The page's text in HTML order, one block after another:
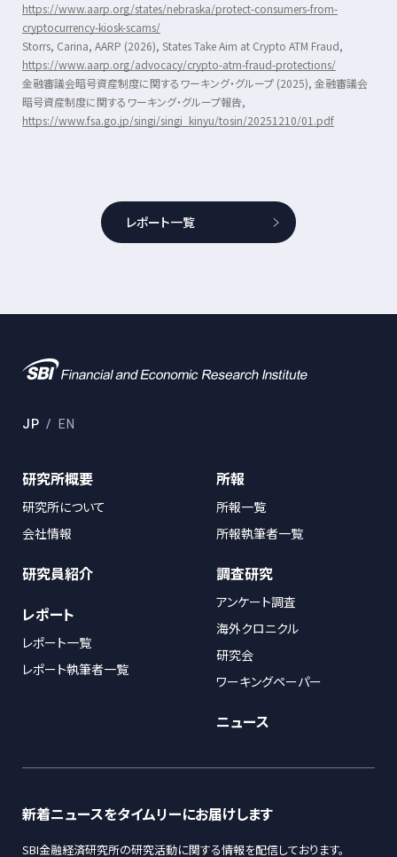
https://www.aarp.org/states/nebraska/protect-consumers-from-
cryptocurrency-kiosk-scams/
Storrs, Carina, AARP (2026), States Take Aim at Crypto ATM Fraud,
https://www.aarp.org/advocacy/crypto-atm-fraud-protections/
金融審議会暗号資産制度に関するワーキング・グループ (2025), 金融審議会
暗号資産制度に関するワーキング・グループ報告,
https://www.fsa.go.jp/singi/singi_kinyu/tosin/20251210/01.pdf
レポート一覧
JP EN
研究所概要
研究所について
会社情報
研究員紹介
レポート
レポート一覧
レポート執筆者一覧
所報
所報一覧
所報執筆者一覧
調査研究
アンケート調査
海外クロニクル
研究会
ワーキングペーパー
ニュース
新着ニュースをタイムリーにお届けします
SBI金融経済研究所の研究活動に関する情報を配信しております。